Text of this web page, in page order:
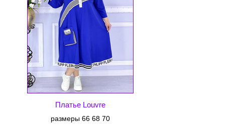
Платье Louvre
размеры 66 68 70